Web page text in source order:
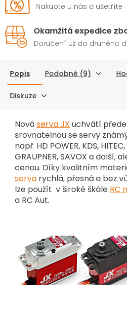
Nakupte u nás a ušetříte
Okamžitá expedice
Doručení už do druhého
Popis Podobné (9)
Diskuze
Nováserva JX uchvátí
srovnatelnou se servy
např. HD POWER, KDS,
GRAUPNER, SAVOX a další,
cenou. Díky kvalitním
serva rychlá, přesná a bez
lze použít v široké škále RC
a RC Aut.